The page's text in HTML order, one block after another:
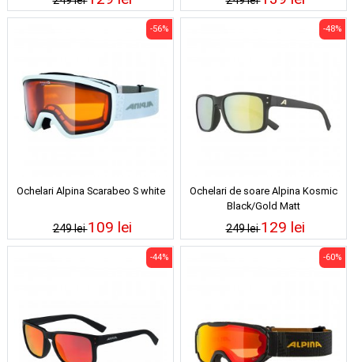
Ochelari Alpina Scarabeo S white
249 lei
-56%
109 lei
Ochelari de soare Alpina Kosmic
Black/Gold Matt
249 lei
-48%
129 lei
-44% -60%